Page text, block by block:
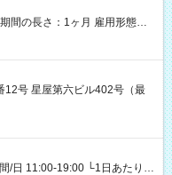
間の長さ：1ヶ月 雇用形態、
12号 星屋第六ビル402号（最
/日 11:00-19:00 └1日あたりの